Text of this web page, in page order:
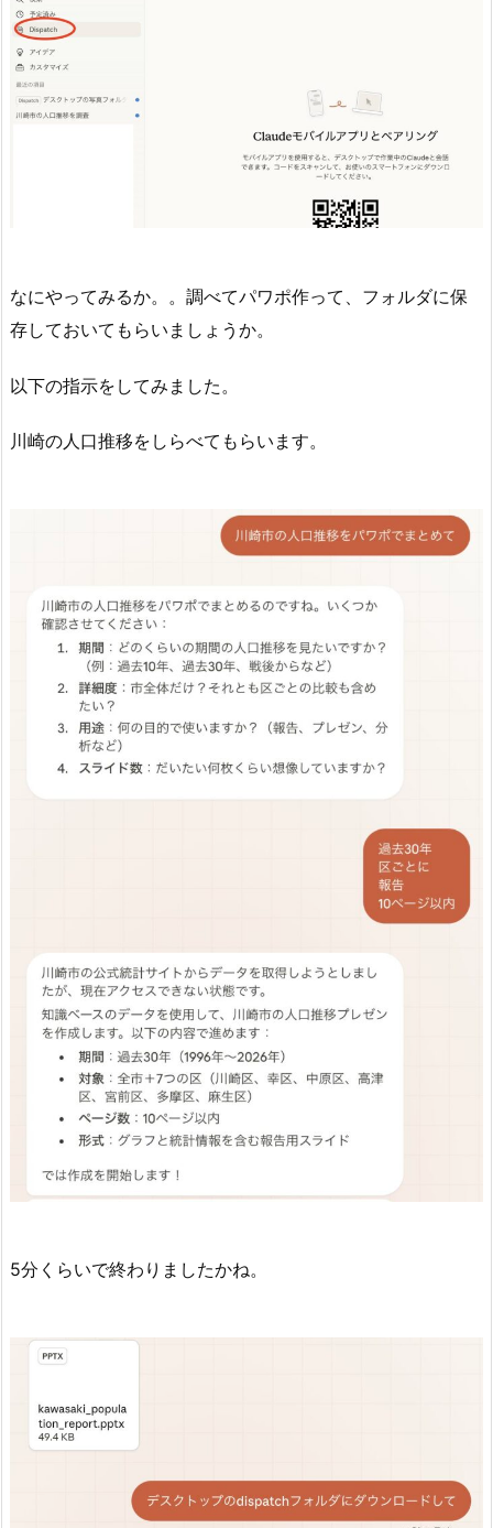
なにやってみるか。。調べてパワポ作って、フォルダに保
存しておいてもらいましょうか。
以下の指示をしてみました。
川崎の人口推移をしらべてもらいます。
5分くらいで終わりましたかね。